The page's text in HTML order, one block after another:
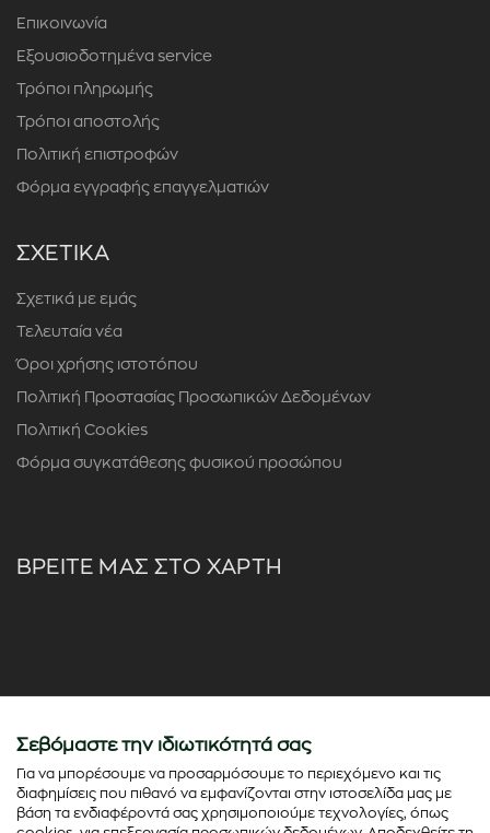
Επικοινωνία
Εξουσιοδοτημένα service
Τρόποι πληρωμής
Τρόποι αποστολής
Πολιτική επιστροφών
Φόρμα εγγραφής επαγγελματιών
ΣΧΕΤΙΚΑ
Σχετικά με εμάς
Τελευταία νέα
Όροι χρήσης ιστοτόπου
Πολιτική Προστασίας Προσωπικών Δεδομένων
Πολιτική Cookies
Φόρμα συγκατάθεσης φυσικού προσώπου
ΒΡΕΙΤΕ ΜΑΣ ΣΤΟ ΧΑΡΤΗ
Σεβόμαστε την ιδιωτικότητά σας
Για να μπορέσουμε να προσαρμόσουμε το περιεχόμενο και τις
διαφημίσεις που πιθανό να εμφανίζονται στην ιστοσελίδα μας με
βάση τα ενδιαφέροντά σας χρησιμοποιούμε τεχνολογίες, όπως